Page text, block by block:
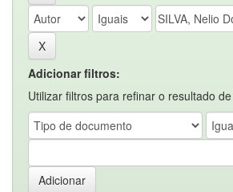
Adicionar filtros:
Utilizar filtros para refinar o resultado